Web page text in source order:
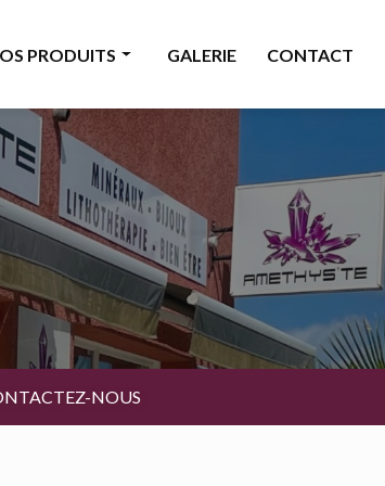
PRODUITS
& accessoires
& senteurs
& cartes
GALERIE CONTACT
NOUS